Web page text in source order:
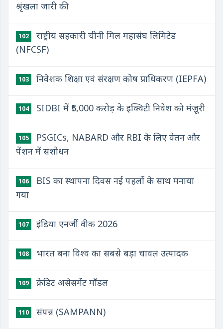
श्रृंखला जारी की
102
राष्ट्रीय सहकारी चीनी मिल महासंघ लिमिटेड
(NFCSF)
103 निवेशक शिक्षा एवं संरक्षण कोष प्राधिकरण (IEPFA)
104 SIDBI में ₹5,000 करोड़ के इक्विटी निवेश को मंज़ूरी
105
PSGICs, NABARD और RBI के लिए वेतन और
पेंशन में संशोधन
106
BIS का स्थापना दिवस नई पहलों के साथ मनाया
गया
107 इंडिया एनर्जी वीक 2026
108 भारत बना विश्व का सबसे बड़ा चावल उत्पादक
109 क्रेडिट असेसमेंट मॉडल
110 संपन्न (SAMPANN)